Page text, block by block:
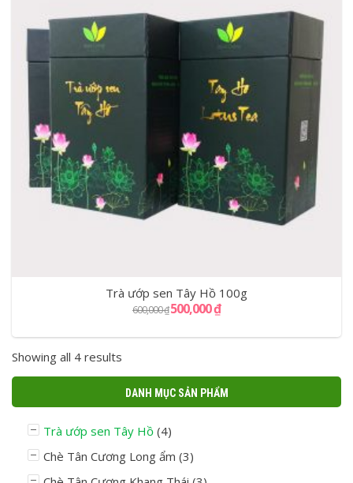
DANH MỤC SẢN PHẨM
Trà ướp sen Tây Hồ (4)
Chè Tân Cương Long ẩm (3)
Trà ướp sen Tây Hồ 100g
600,000₫500,000₫
Showing all 4 results